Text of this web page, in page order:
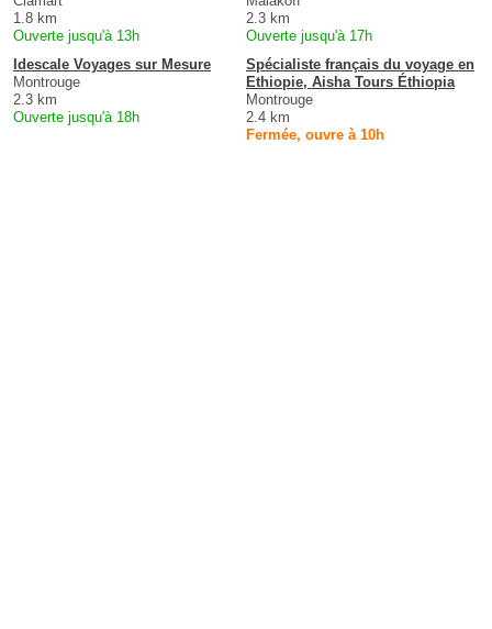
1.8 km
Ouverte jusqu'à 13h
2.3 km
Ouverte jusqu'à 17h
Idescale Voyages sur Mesure
Montrouge
2.3 km
Ouverte jusqu'à 18h
Spécialiste français du voyage en
Ethiopie, Aisha Tours Éthiopia
Montrouge
2.4 km
Fermée, ouvre à 10h